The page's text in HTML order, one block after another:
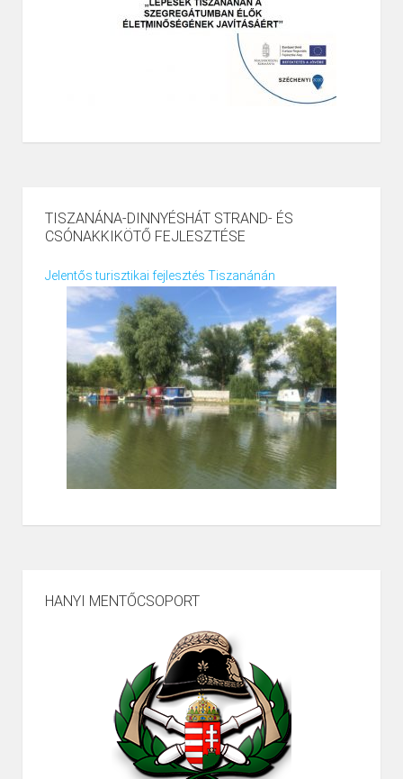
TISZANÁNA-DINNYÉSHÁT STRAND- ÉS
CSÓNAKKIKÖTŐ FEJLESZTÉSE
Jelentős turisztikai fejlesztés Tiszanánán
HANYI MENTŐCSOPORT